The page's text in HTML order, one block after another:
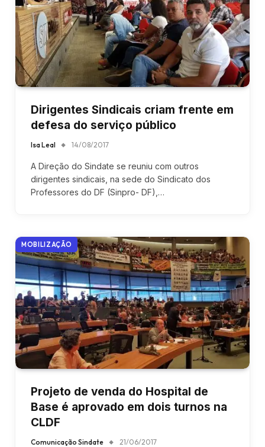
Dirigentes Sindicais criam frente em
defesa do serviço público
Isa Leal 14/08/2017
A Direção do Sindate se reuniu com outros
dirigentes sindicais, na sede do Sindicato dos
Professores do DF (Sinpro- DF),…
MOBILIZAÇÃO
Projeto de venda do Hospital de
Base é aprovado em dois turnos na
CLDF
Comunicação Sindate 21/06/2017